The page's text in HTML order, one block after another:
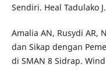
Sendiri. Heal Tadulako
Amalia AN, Rusydi AR,
dan Sikap dengan
di SMAN 8 Sidrap.